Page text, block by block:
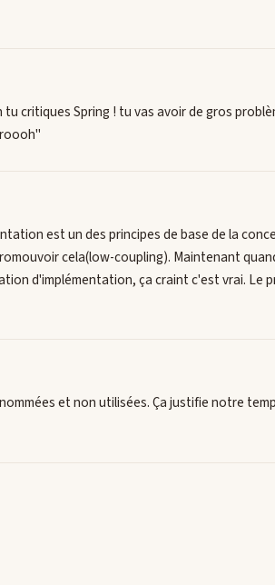
tu critiques Spring ! tu vas avoir de gros
est un des principes de base de la
cela(low-coupling). Maintenant
d'implémentation, ça craint c'est vrai. Le
et non utilisées. Ça justifie notre